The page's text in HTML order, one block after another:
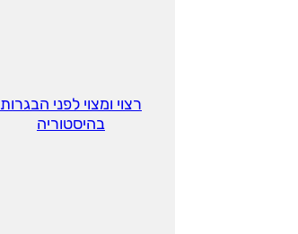
רצוי ומצוי לפני הבגרות
בהיסטוריה